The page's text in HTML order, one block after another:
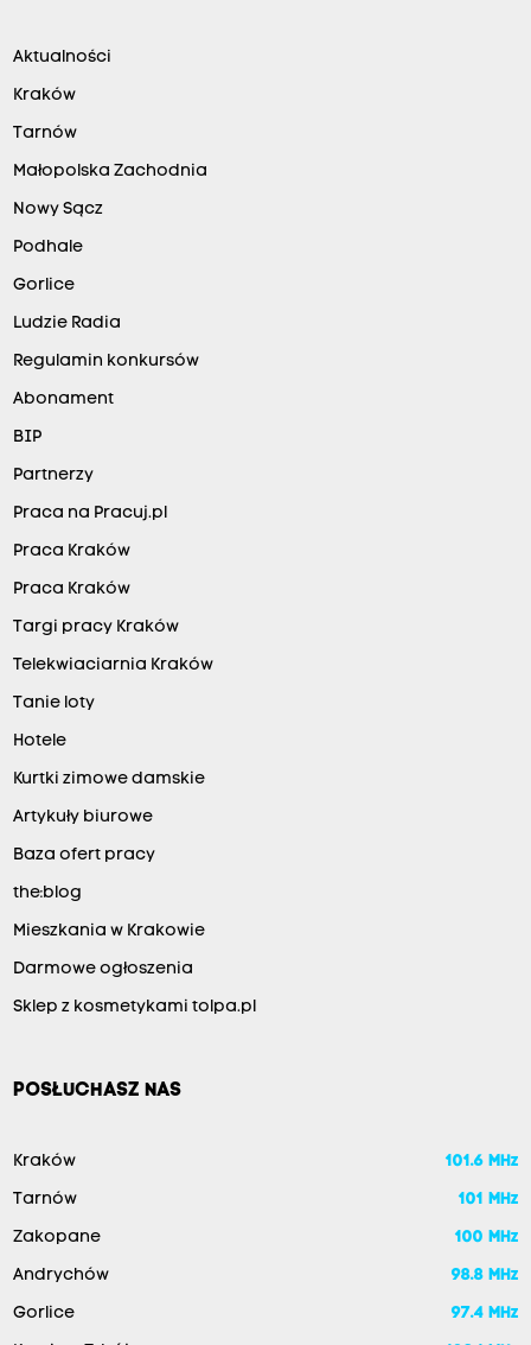
Aktualności
Kraków
Tarnów
Małopolska Zachodnia
Nowy Sącz
Podhale
Gorlice
Ludzie Radia
Regulamin konkursów
Abonament
BIP
Partnerzy
Praca na Pracuj.pl
Praca Kraków
Praca Kraków
Targi pracy Kraków
Telekwiaciarnia Kraków
Tanie loty
Hotele
Kurtki zimowe damskie
Artykuły biurowe
Baza ofert pracy
the:blog
Mieszkania w Krakowie
Darmowe ogłoszenia
Sklep z kosmetykami tolpa.pl
POSŁUCHASZ NAS
Kraków 101.6 MHz
Tarnów 101 MHz
Zakopane 100 MHz
Andrychów 98.8 MHz
Gorlice 97.4 MHz